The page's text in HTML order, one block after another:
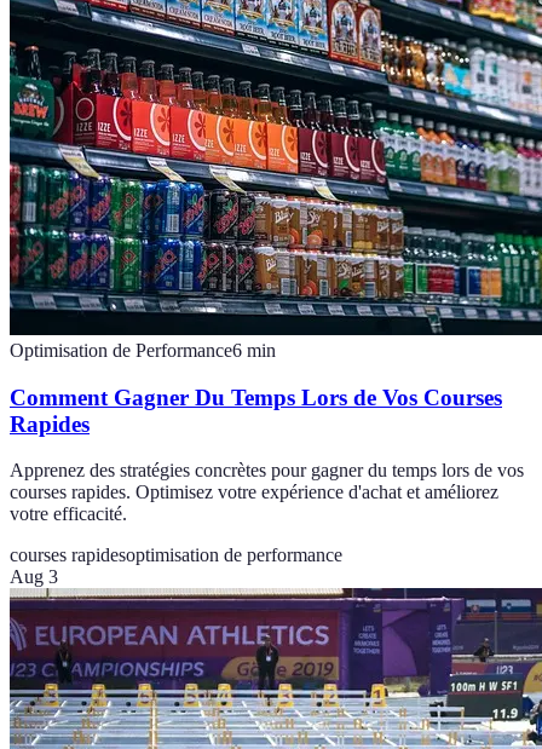
Optimisation de Performance6 min
Comment Gagner Du Temps Lors de Vos Courses
Rapides
Apprenez des stratégies concrètes pour gagner du temps lors de vos
courses rapides. Optimisez votre expérience d'achat et améliorez
votre efficacité.
courses rapidesoptimisation de performance
Aug 3